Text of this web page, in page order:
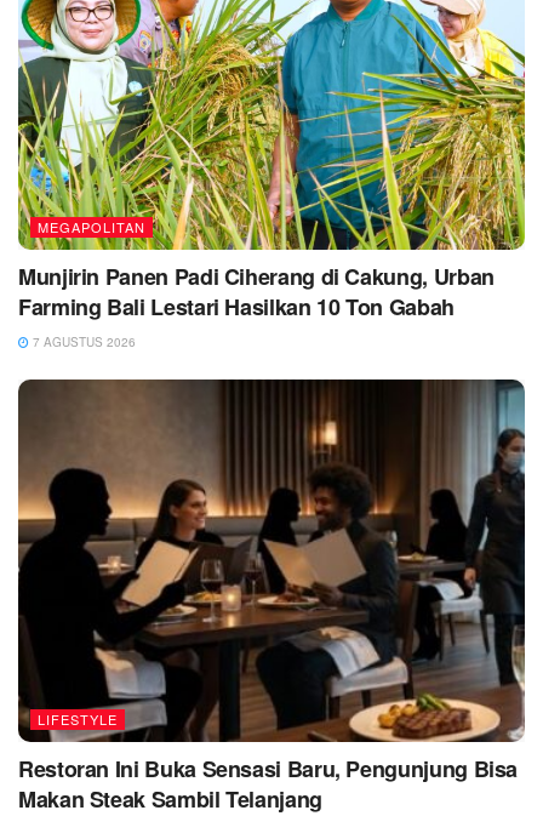
MEGAPOLITAN
Munjirin Panen Padi Ciherang di Cakung, Urban
Farming Bali Lestari Hasilkan 10 Ton Gabah
7 AGUSTUS 2026
LIFESTYLE
Restoran Ini Buka Sensasi Baru, Pengunjung Bisa
Makan Steak Sambil Telanjang